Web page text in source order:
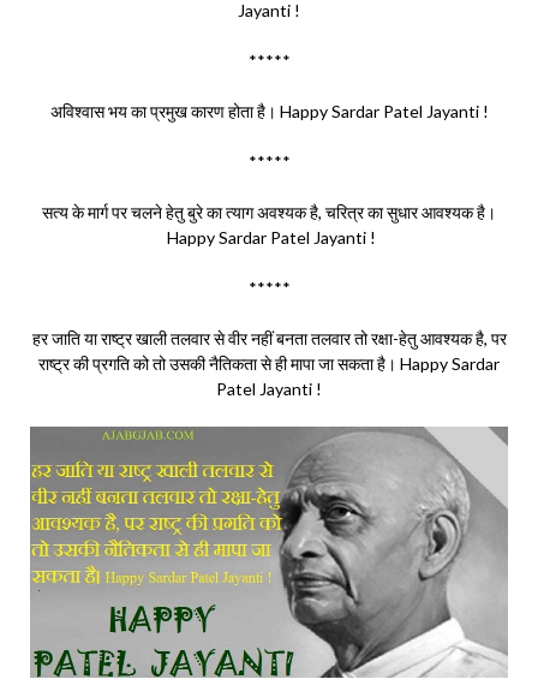
Jayanti !
*****
अविश्वास भय का प्रमुख कारण होता है। Happy Sardar Patel Jayanti !
*****
सत्य के मार्ग पर चलने हेतु बुरे का त्याग अवश्यक है, चरित्र का सुधार आवश्यक है।
Happy Sardar Patel Jayanti !
*****
हर जाति या राष्ट्र खाली तलवार से वीर नहीं बनता तलवार तो रक्षा-हेतु आवश्यक है, पर
राष्ट्र की प्रगति को तो उसकी नैतिकता से ही मापा जा सकता है। Happy Sardar
Patel Jayanti !